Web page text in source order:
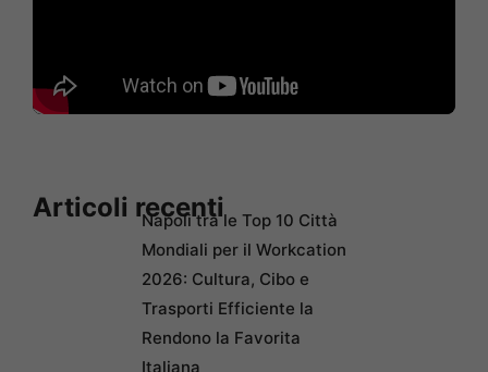
Articoli recentiNapoli tra le Top 10 Città
Mondiali per il Workcation
2026: Cultura, Cibo e
Trasporti Efficiente la
Rendono la Favorita
Italiana